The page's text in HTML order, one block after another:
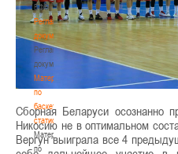
БФБ
Регламентирующие
документы
Регламентирующие
документы
Материалы
по
баскетбольной
статистике
Материалы
по
Сборная Беларуси осознанно
Никосию не в оптимальном
Вергун выиграла все 4